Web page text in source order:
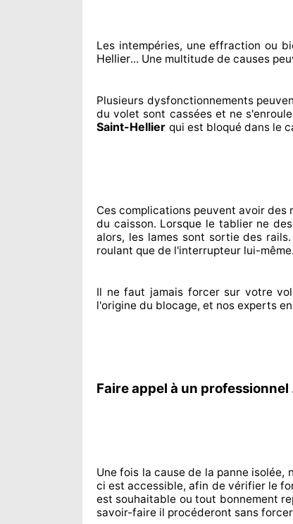
Les intempéries, une effraction ou
Hellier... Une multitude de causes
Plusieurs dysfonctionnements
du volet sont casséeset ne
Saint-Hellier qui est bloqué dans le
Ces complications peuvent avoir des
du caisson. Lorsque le tablier ne
alors, les lames sont sortiedes rails.
roulant que de l'interrupteur lui-même.
Il ne faut jamais forcer sur votre
l'origine du blocage, et nos experts en
Faire appel à un professionnel
Une fois la cause de la panne isolée,
ci est accessible, afin de vérifier le
est souhaitable ou tout bonnement
savoir-faire il procéderont sans